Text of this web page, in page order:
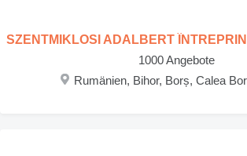
SZENTMIKLOSI ADALBERT
1000 Angebote
Rumänien, Bihor, Borș, Calea